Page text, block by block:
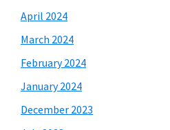
April 2024
March 2024
February 2024
January 2024
December 2023